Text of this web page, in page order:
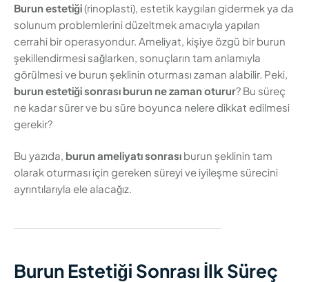
Burun estetiği(rinoplasti), estetik kaygıları gidermek ya da
solunum problemlerini düzeltmek amacıyla yapılan
cerrahi bir operasyondur. Ameliyat, kişiye özgü bir burun
şekillendirmesi sağlarken, sonuçların tam anlamıyla
görülmesi ve burun şeklinin oturması zaman alabilir. Peki,
burun estetiği sonrası burun ne zaman oturur? Bu süreç
ne kadar sürer ve bu süre boyunca nelere dikkat edilmesi
gerekir?
Bu yazıda, burun ameliyatı sonrası burun şeklinin tam
olarak oturması için gereken süreyi ve iyileşme sürecini
ayrıntılarıyla ele alacağız.
Burun Estetiği Sonrası İlk Süreç